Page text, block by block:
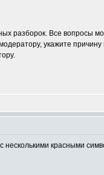
разборок. Все вопросы
укажите
красными